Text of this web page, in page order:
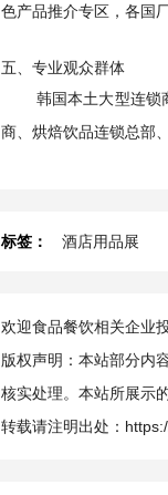
色产品推介专区，各国
五、专业观众群体
韩国本土大型连锁
商、烘焙饮品连锁总部
标签： 酒店用品展
欢迎食品餐饮相关企业
版权声明：本站部分内
核实处理。本站所展示
转载请注明出处：